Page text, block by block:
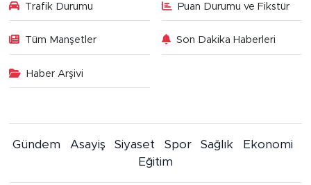
Trafik Durumu Puan Durumu ve Fikstür
Tüm Manşetler Son Dakika Haberleri
Haber Arşivi
Gündem Asayiş Siyaset Spor Sağlık
Ekonomi
Eğitim